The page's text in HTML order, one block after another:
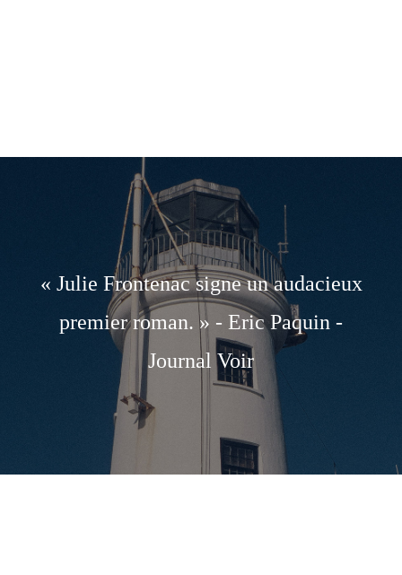
« Julie Frontenac signe un audacieux
premier roman. » - Eric Paquin -
Journal Voir